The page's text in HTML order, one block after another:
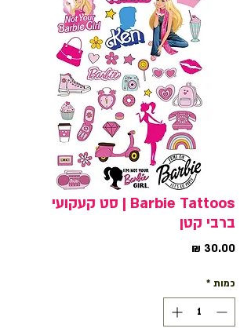
Barbie Tattoos | סט קעקועי
ברבי קטן
כמות *